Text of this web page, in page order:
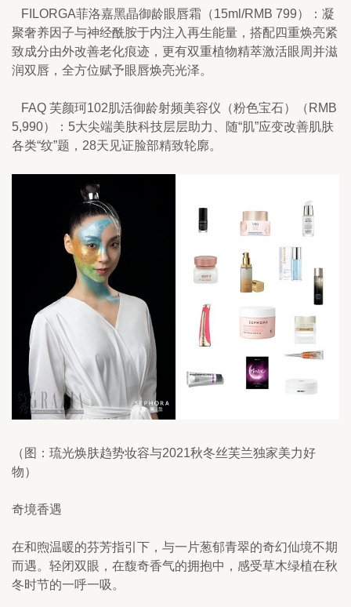
   FILORGA菲洛嘉黑晶御龄眼唇霜（15ml/RMB 799）：凝
聚奢养因子与神经酰胺于内注入再生能量，搭配四重焕亮紧
致成分由外改善老化痕迹，更有双重植物精萃激活眼周并滋
润双唇，全方位赋予眼唇焕亮光泽。
   FAQ 芙颜珂102肌活御龄射频美容仪（粉色宝石）（RMB
5,990）：5大尖端美肤科技层层助力、随“肌”应变改善肌肤
各类“纹”题，28天见证脸部精致轮廓。
（图：琉光焕肤趋势妆容与2021秋冬丝芙兰独家美力好
物）
奇境香遇
在和煦温暖的芬芳指引下，与一片葱郁青翠的奇幻仙境不期
而遇。轻闭双眼，在馥奇香气的拥抱中，感受草木绿植在秋
冬时节的一呼一吸。